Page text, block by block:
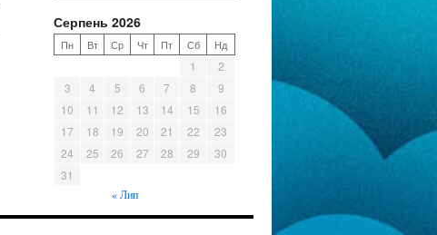
Серпень 2026
Пн Вт Ср Чт Пт Сб Нд
1
2
3
4 5 6 7 8
9
10
11 12 13 14 15
16
17
18 19 20 21 22
23
24
25 26 27 28 29
30
31
« Лип